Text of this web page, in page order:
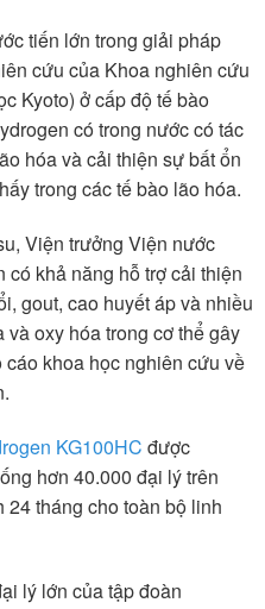
tiến lớn trong giải pháp
cứu của Khoa nghiên cứu
Kyoto) ở cấp độ tế bào
có trong nước có tác
hóa và cải thiện sự bất ổn
trong các tế bào lão hóa.
Viện trưởng Viện nước
khả năng hỗ trợ cải thiện
gout, cao huyết áp và nhiều
oxy hóa trong cơ thể gây
khoa học nghiên cứu về
KG100HC được
hơn 40.000 đại lý trên
tháng cho toàn bộ linh
lý lớn của tập đoàn